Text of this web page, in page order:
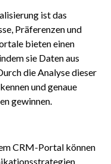
ist das
Präferenzen und
bieten einen
sie Daten aus
die Analyse dieser
und genaue
gewinnen.
CRM-Portal können